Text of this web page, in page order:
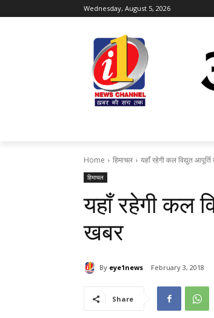
Wednesday, August 5, 2026
Home हिमाचल यहाँ रहेगी कल विद्युत आपूर्ति
हिमाचल
यहाँ रहेगी कल
खबर
By eye1news February 3, 2018
Share